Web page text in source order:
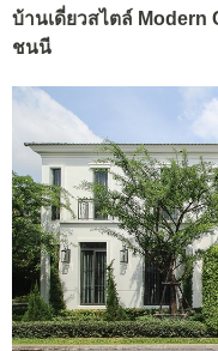
บ้านเดี่ยวสไตล์
ชนนี